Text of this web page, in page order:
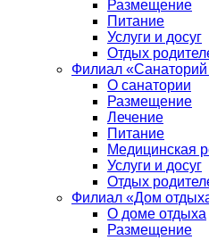
Размещение
Питание
Услуги и досуг
Отдых
Филиал
О санатории
Размещение
Лечение
Питание
Медицинская
Услуги и досуг
Отдых
Филиал «Дом
О доме отдыха
Размещение